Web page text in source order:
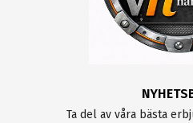
Ta del av våra bästa